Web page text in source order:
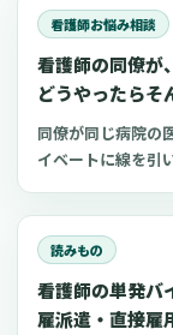
に現場復帰してい
看護師お悩み相談
看護師の同僚が
どうやったらそ
同僚が同じ病院の
イベートに線を引
近にパートナーを
あります。純粋に
読みもの
看護師の単発バ
雇派遣・直接雇